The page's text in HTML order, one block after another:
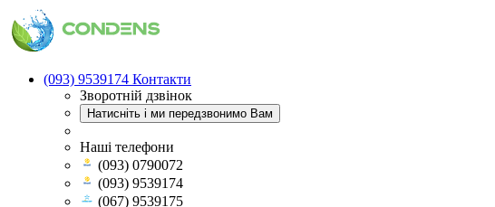
(093) 9539174 Контакти
Зворотній дзвінок
Натисніть і ми передзвонимо Вам
Наші телефони
(093) 0790072
(093) 9539174
(067) 9539175